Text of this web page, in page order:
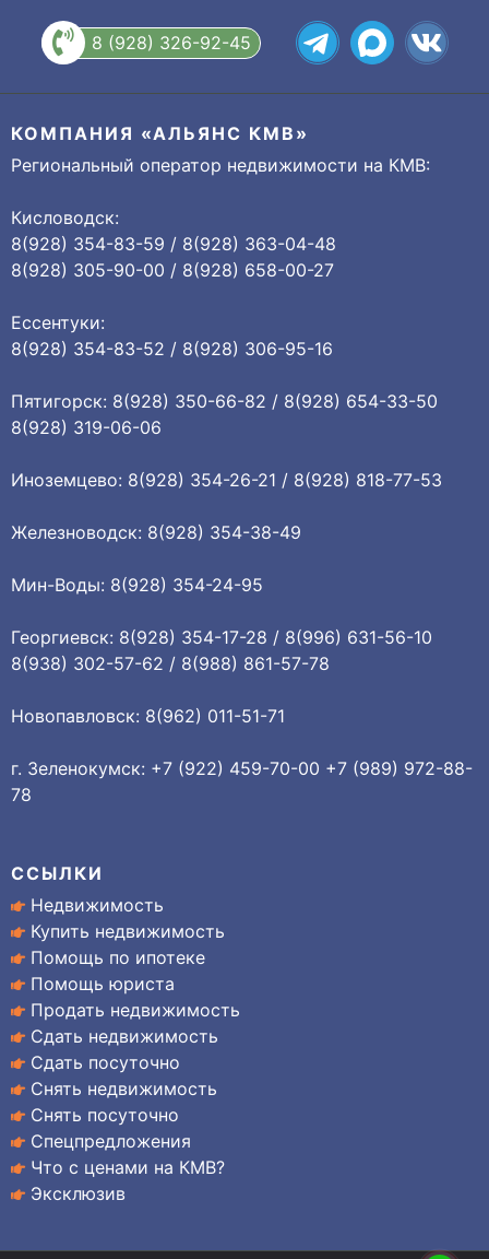
8 (928) 326-92-45
КОМПАНИЯ «АЛЬЯНС КМВ»
Региональный оператор недвижимости на КМВ:
Кисловодск:
8(928) 354-83-59 / 8(928) 363-04-48
8(928) 305-90-00 / 8(928) 658-00-27
Ессентуки:
8(928) 354-83-52 / 8(928) 306-95-16
Пятигорск: 8(928) 350-66-82 / 8(928) 654-33-50
8(928) 319-06-06
Иноземцево: 8(928) 354-26-21 / 8(928) 818-77-53
Железноводск: 8(928) 354-38-49
Мин-Воды: 8(928) 354-24-95
Георгиевск: 8(928) 354-17-28 / 8(996) 631-56-10
8(938) 302-57-62 / 8(988) 861-57-78
Новопавловск: 8(962) 011-51-71
г. Зеленокумск: +7 (922) 459-70-00 +7 (989) 972-88-
78
ССЫЛКИ
Недвижимость
Купить недвижимость
Помощь по ипотеке
Помощь юриста
Продать недвижимость
Сдать недвижимость
Сдать посуточно
Снять недвижимость
Снять посуточно
Спецпредложения
Что с ценами на КМВ?
Эксклюзив